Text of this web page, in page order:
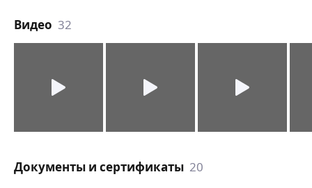
Видео 32
Документы и сертификаты 20